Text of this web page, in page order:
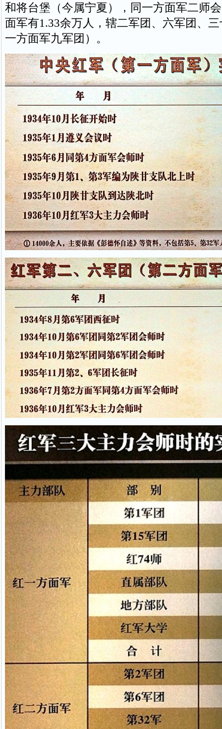
和将台堡（今属宁夏），同一方面军二师
面军有1.33余万人，辖二军团、六军团、
一方面军九军团）。